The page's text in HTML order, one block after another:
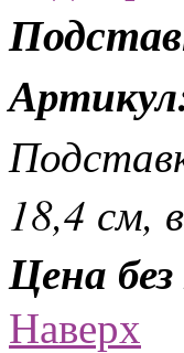
18,4 см,
Цена
Наверх